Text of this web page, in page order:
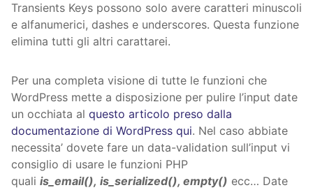
Transients Keys possono solo avere caratteri minuscoli
e alfanumerici, dashes e underscores. Questa funzione
elimina tutti gli altri carattarei.
Per una completa visione di tutte le funzioni che
WordPress mette a disposizione per pulire l’input date
un occhiata al questo articolo preso dalla
documentazione di WordPress qui. Nel caso abbiate
necessita’ dovete fare un data-validation sull’input vi
consiglio di usare le funzioni PHP
quali is_email(), is_serialized(), empty() ecc… Date